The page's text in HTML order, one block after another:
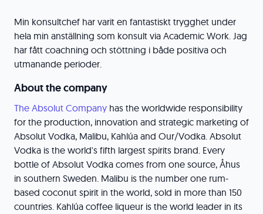
Min konsultchef har varit en fantastiskt trygghet under
hela min anställning som konsult via Academic Work. Jag
har fått coachning och stöttning i både positiva och
utmanande perioder.
About the company
The Absolut Company has the worldwide responsibility
for the production, innovation and strategic marketing of
Absolut Vodka, Malibu, Kahlúa and Our/Vodka. Absolut
Vodka is the world's fifth largest spirits brand. Every
bottle of Absolut Vodka comes from one source, Åhus
in southern Sweden. Malibu is the number one rum-
based coconut spirit in the world, sold in more than 150
countries. Kahlúa coffee liqueur is the world leader in its